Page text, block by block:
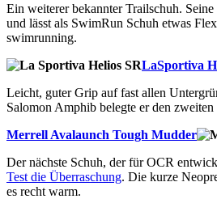
Ein weiterer bekannter Trailschuh.
und lässt als SwimRun Schuh etwas
swimrunning.
LaSportiva
Leicht, guter Grip auf fast allen
Salomon Amphib belegte er den
Merrell Avalaunch Tough Mudder
Der nächste Schuh, der für OCR
Test die Überraschung. Die kurze
es recht warm.